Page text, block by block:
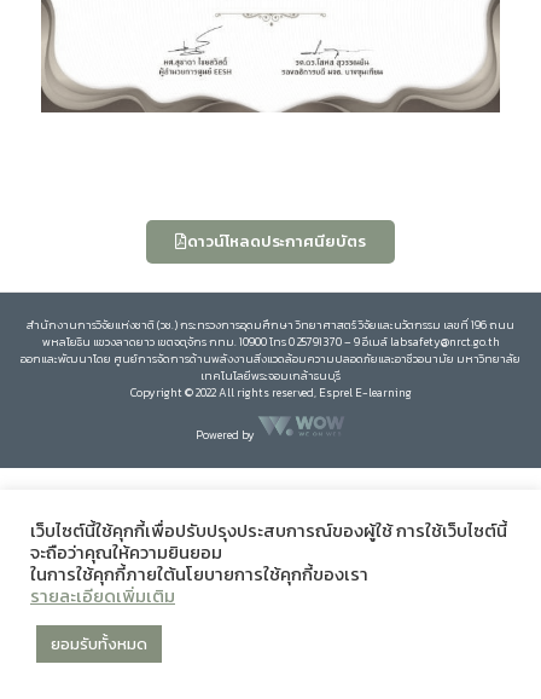
ดาวน์โหลดประกาศนียบัตร
สำนักงานการวิจัยแห่งชาติ (วช.) กระทรวงการอุดมศึกษา วิทยาศาสตร์ วิจัยและนวัตกรรม เลขที่ 196 ถนน
พหลโยธิน แขวงลาดยาว เขตจตุจักร กทม. 10900 โทร 0 25791370 – 9 อีเมล์ labsafety@nrct.go.th
ออกและพัฒนาโดย ศูนย์การจัดการด้านพลังงานสิ่งแวดล้อมความปลอดภัยและอาชีวอนามัย มหาวิทยาลัย
เทคโนโลยีพระจอมเกล้าธนบุรี
Copyright © 2022 All rights reserved, Esprel E-learning
Powered by
เว็บไซต์นี้ใช้คุกกี้เพื่อปรับปรุงประสบการณ์ของผู้ใช้ การใช้เว็บไซต์นี้
จะถือว่าคุณให้ความยินยอม
ในการใช้คุกกี้ภายใต้นโยบายการใช้คุกกี้ของเรา
รายละเอียดเพิ่มเติม
ยอมรับทั้งหมด